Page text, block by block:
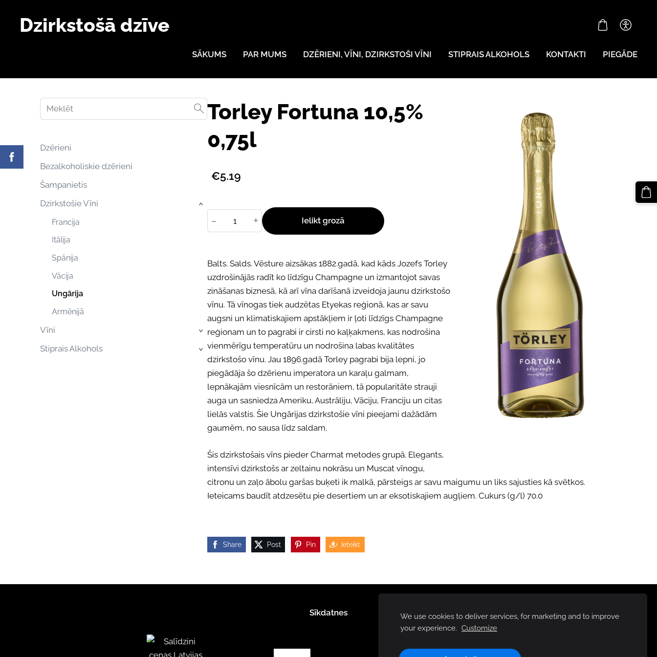
Dzirkstošā dzīve
SĀKUMS PAR MUMS DZĒRIENI, VĪNI, DZIRKSTOŠI VĪNI STIPRAIS ALKOHOLS KONTAKTI PIEGĀDE
Dzērieni
Bezalkoholiskie dzērieni
Šampanietis
Dzirkstošie Vīni
Francija
Itālija
Spānija
Vācija
Ungārija
Armēnijā
›
Vīni ›
Stiprais Alkohols ›
Torley Fortuna 10,5%
0,75l
€5.19
- + Ielikt grozā
Balts. Salds. Vēsture aizsākas 1882.gadā, kad kāds Jozefs Torley
uzdrošinājās radīt ko līdzīgu Champagne un izmantojot savas
zināšanas biznesā, kā arī vīna darīšanā izveidoja jaunu dzirkstošo
vīnu. Tā vīnogas tiek audzētas Etyekas reģionā, kas ar savu
augsni un klimatiskajiem apstākļiem ir ļoti līdzīgs Champagne
reģionam un to pagrabi ir cirsti no kaļķakmens, kas nodrošina
vienmērīgu temperatūru un nodrošina labas kvalitātes
dzirkstošo vīnu. Jau 1896.gadā Torley pagrabi bija lepni, jo
piegādāja šo dzērienu imperatora un karaļu galmam,
lepnākajām viesnīcām un restorāniem, tā popularitāte strauji
auga un sasniedza Ameriku, Austrāliju, Vāciju, Franciju un citas
lielās valstis. Šie Ungārijas dzirkstošie vīni pieejami dažādām
gaumēm, no sausa līdz saldam.
Šis dzirkstošais vīns pieder Charmat metodes grupā. Elegants,
intensīvi dzirkstošs ar zeltainu nokrāsu un Muscat vīnogu,
citronu un zaļo ābolu garšas buķeti ik malkā, pārsteigs ar savu maigumu un liks sajusties kā svētkos.
Ieteicams baudīt atdzesētu pie desertiem un ar eksotiskajiem augļiem. Cukurs (g/l) 70.0
Share Post Pin Ieteikt
Sīkdatnes
We use cookies to deliver services, for marketing and to improve
your experience. Customize